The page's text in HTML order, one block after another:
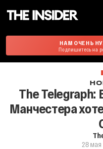
НАМ ОЧЕНЬ
Подпишитесь на
The Telegraph:
Манчестера
28 мая